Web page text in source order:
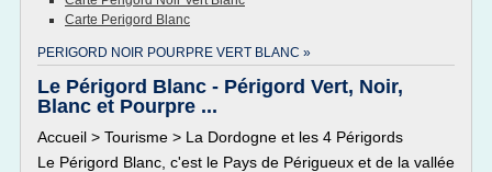
Carte Perigord Blanc
PERIGORD NOIR POURPRE VERT BLANC »
Le Périgord Blanc - Périgord Vert, Noir,
Blanc et Pourpre ...
Accueil > Tourisme > La Dordogne et les 4 Périgords
Le Périgord Blanc, c'est le Pays de Périgueux et de la vallée